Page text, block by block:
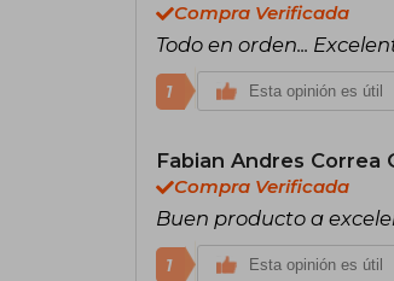
Compra Verificada
Todo en orden...
1 Esta opinión es útil
Fabian Andres Correa
Compra Verificada
Buen producto a
1 Esta opinión es útil